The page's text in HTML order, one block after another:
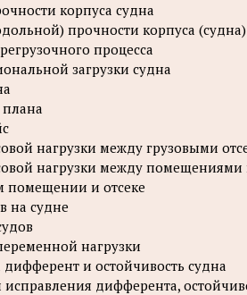
корпуса судна
прочности корпуса (судна)
процесса
загрузки судна
плана
нагрузки между грузовыми
нагрузки между помещениями
помещении и отсеке
на судне
нагрузки
и остойчивость судна
исправления дифферента,